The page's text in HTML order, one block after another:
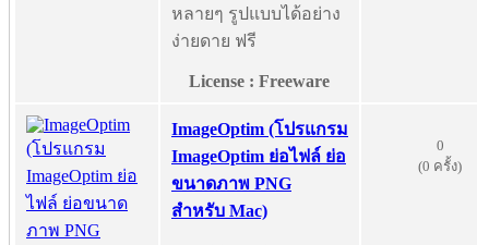
หลายๆ รูปแบบได้อย่าง
ง่ายดาย ฟรี
License : Freeware
ImageOptim (โปรแกรม
ImageOptim ย่อไฟล์ ย่อ
ขนาดภาพ PNG
สำหรับ Mac)
0
(0 ครั้ง)